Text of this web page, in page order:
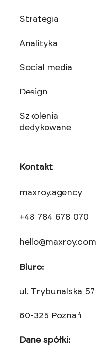
Strategia
Analityka
Social media
Design
Szkolenia
dedykowane
Kontakt
maxroy.agency
+48 784 678 070
hello@maxroy.com
Biuro:
ul. Trybunalska 57
60-325 Poznań
Dane spółki: